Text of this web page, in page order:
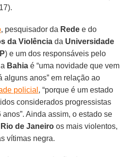
, pesquisador da Rede e do
da Violência da Universidade
) e um dos responsáveis pelo
Bahia é “uma novidade que vem
alguns anos” em relação ao
policial , “porque é um estado
considerados progressistas
Ainda assim, o estado se
Rio de Janeiro os mais violentos,
vítimas negra.